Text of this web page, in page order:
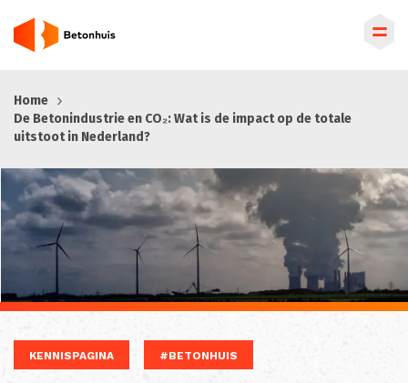
en
naar
inhoud
gaan
Home
De Betonindustrie en CO₂: Wat is de impact op de totale
uitstoot in Nederland?
KENNISPAGINA #BETONHUIS